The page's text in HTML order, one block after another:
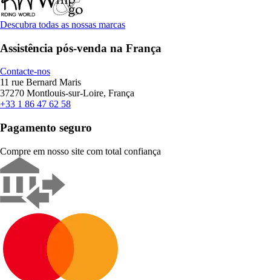
Descubra todas as nossas marcas
Assistência pós-venda na França
Contacte-nos
11 rue Bernard Maris
37270 Montlouis-sur-Loire, França
+33 1 86 47 62 58
Pagamento seguro
Compre em nosso site com total confiança